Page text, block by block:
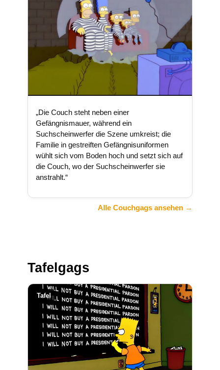
„Die Couch steht neben einer
Gefängnismauer, während ein
Suchscheinwerfer die Szene umkreist; die
Familie in gestreiften Gefängnisuniformen
wühlt sich vom Boden hoch und setzt sich auf
die Couch, wo der Suchscheinwerfer sie
anstrahlt.“
Alle Couchgags ansehen →
Tafelgags
Tafel